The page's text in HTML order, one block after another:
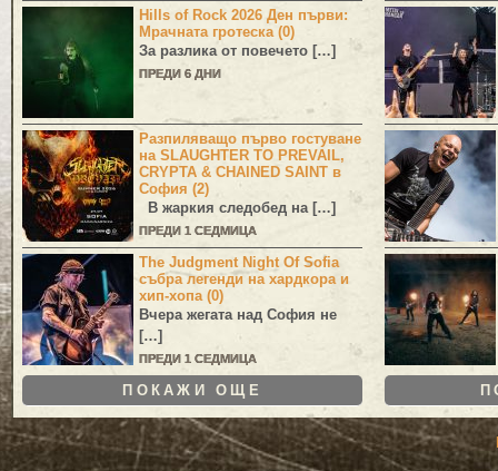
Hills of Rock 2026 Ден първи:
Мрачната гротеска (0)
За разлика от повечето […]
ПРЕДИ 6 ДНИ
Разпиляващо първо гостуване
на SLAUGHTER TO PREVAIL,
CRYPTA & CHAINED SAINT в
София (2)
В жаркия следобед на […]
ПРЕДИ 1 СЕДМИЦА
The Judgment Night Of Sofia
събра легенди на хардкора и
хип-хопа (0)
Вчера жегата над София не
[…]
ПРЕДИ 1 СЕДМИЦА
ПОКАЖИ ОЩЕ